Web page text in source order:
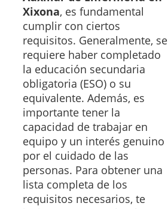
Xixona, es fundamental
cumplir con ciertos
requisitos. Generalmente, se
requiere haber completado
la educación secundaria
obligatoria (ESO) o su
equivalente. Además, es
importante tener la
capacidad de trabajar en
equipo y un interés genuino
por el cuidado de las
personas. Para obtener una
lista completa de los
requisitos necesarios, te